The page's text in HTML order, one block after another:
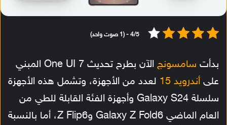
4/5 - (1 صوت واحد)
بدأت سامسونج
الآن بطرح تحديث One UI 7 المبني
على أندرويد 15
لعدد من الأجهزة، وتشمل هذه الأجهزة
سلسلة Galaxy S24 وأجهزة الفئة القابلة للطي من
العام الماضي Galaxy Z Fold6 وZ Flip6، أما بالنسبة